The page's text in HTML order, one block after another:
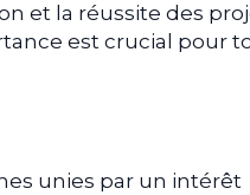
et la réussite des
est crucial pour
unies par un intérêt